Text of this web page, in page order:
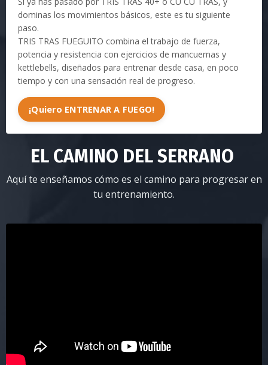
dominas los movimientos básicos, este es tu siguiente
paso.
TRIS TRAS FUEGUITO combina el trabajo de fuerza,
potencia y resistencia con ejercicios de mancuernas y
kettlebells, diseñados para entrenar desde casa, en poco
tiempo y con una sensación real de progreso.
¡Quiero ENTRENAR A FUEGO!
EL CAMINO DEL SERRANO
Aquí te enseñamos cómo es el camino para progresar en
tu entrenamiento.